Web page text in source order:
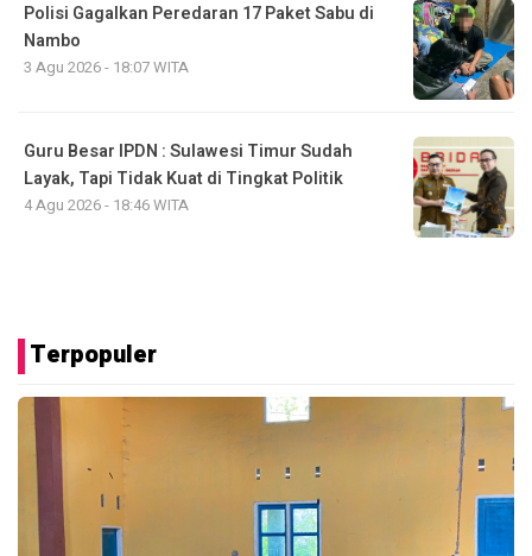
Polisi Gagalkan Peredaran 17 Paket Sabu di
Nambo
3 Agu 2026 - 18:07 WITA
Guru Besar IPDN : Sulawesi Timur Sudah
Layak, Tapi Tidak Kuat di Tingkat Politik
4 Agu 2026 - 18:46 WITA
Terpopuler